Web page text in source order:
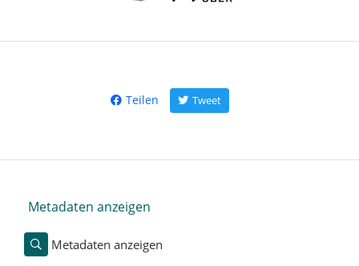
Teilen Tweet
Metadaten anzeigen
Metadaten anzeigen